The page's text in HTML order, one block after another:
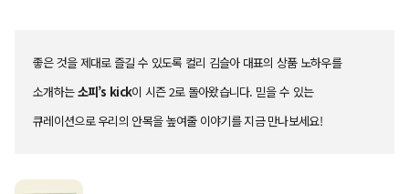
좋은 것을 제대로 즐길 수 있도록 컬리 김슬아 대표의 상품 노하우를
소개하는소피’s kick이 시즌 2로 돌아왔습니다. 믿을 수 있는
큐레이션으로 우리의 안목을 높여줄 이야기를 지금 만나보세요!